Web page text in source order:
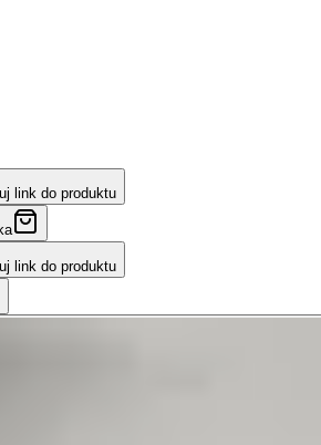
link do produktu
link do produktu